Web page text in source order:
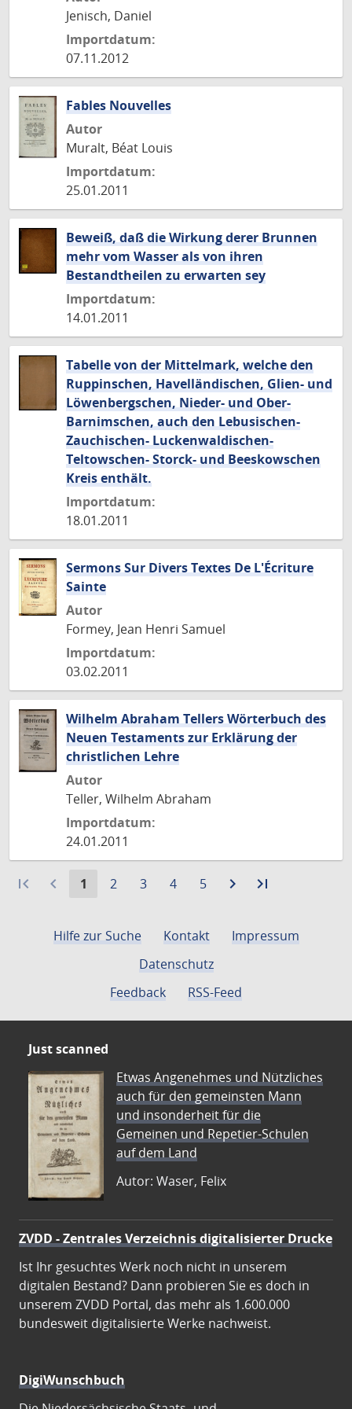
Jenisch, Daniel
Importdatum:
07.11.2012
Fables Nouvelles
Autor
Muralt, Béat Louis
Importdatum:
25.01.2011
Beweiß, daß die Wirkung derer Brunnen
mehr vom Wasser als von ihren
Bestandtheilen zu erwarten sey
Importdatum:
14.01.2011
Tabelle von der Mittelmark, welche den
Ruppinschen, Havelländischen, Glien- und
Löwenbergschen, Nieder- und Ober-
Barnimschen, auch den Lebusischen-
Zauchischen- Luckenwaldischen-
Teltowschen- Storck- und Beeskowschen
Kreis enthält.
Importdatum:
18.01.2011
Sermons Sur Divers Textes De L'Écriture
Sainte
Autor
Formey, Jean Henri Samuel
Importdatum:
03.02.2011
Wilhelm Abraham Tellers Wörterbuch des
Neuen Testaments zur Erklärung der
christlichen Lehre
Autor
Teller, Wilhelm Abraham
Importdatum:
24.01.2011
first_page navigate_before
Aktuelle
1
Gehe
2
Gehe
3
Gehe
4
Gehe
5 navigate_next
Zurlast_page
Hilfe zur Suche
Kontakt
Impressum
Datenschutz
Feedback
RSS-Feed
Just scanned
Etwas Angenehmes und Nützliches
auch für den gemeinsten Mann
und insonderheit für die
Gemeinen und Repetier-Schulen
auf dem Land
Autor: Waser, Felix
ZVDD - Zentrales Verzeichnis digitalisierter Drucke
Ist Ihr gesuchtes Werk noch nicht in unserem
digitalen Bestand? Dann probieren Sie es doch in
unserem ZVDD Portal, das mehr als 1.600.000
bundesweit digitalisierte Werke nachweist.
DigiWunschbuch